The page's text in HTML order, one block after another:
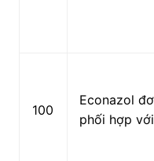
100
Econazol
phối hợp